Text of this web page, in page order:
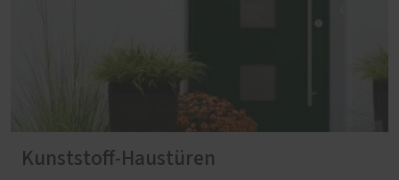
Kunststoff-Haustüren